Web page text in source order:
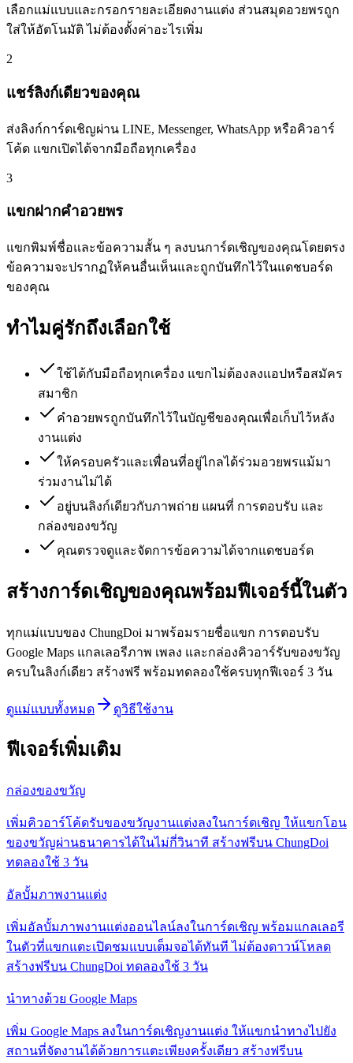
เลือกแม่แบบและกรอกรายละเอียดงานแต่ง ส่วนสมุดอวยพรถูก
ใส่ให้อัตโนมัติ ไม่ต้องตั้งค่าอะไรเพิ่ม
2
แชร์ลิงก์เดียวของคุณ
ส่งลิงก์การ์ดเชิญผ่าน LINE, Messenger, WhatsApp หรือคิวอาร์
โค้ด แขกเปิดได้จากมือถือทุกเครื่อง
3
แขกฝากคำอวยพร
แขกพิมพ์ชื่อและข้อความสั้น ๆ ลงบนการ์ดเชิญของคุณโดยตรง
ข้อความจะปรากฏให้คนอื่นเห็นและถูกบันทึกไว้ในแดชบอร์ด
ของคุณ
ทำไมคู่รักถึงเลือกใช้
ใช้ได้กับมือถือทุกเครื่อง แขกไม่ต้องลงแอปหรือสมัคร
สมาชิก
คำอวยพรถูกบันทึกไว้ในบัญชีของคุณเพื่อเก็บไว้หลัง
งานแต่ง
ให้ครอบครัวและเพื่อนที่อยู่ไกลได้ร่วมอวยพรแม้มา
ร่วมงานไม่ได้
อยู่บนลิงก์เดียวกับภาพถ่าย แผนที่ การตอบรับ และ
กล่องของขวัญ
คุณตรวจดูและจัดการข้อความได้จากแดชบอร์ด
สร้างการ์ดเชิญของคุณพร้อมฟีเจอร์นี้ในตัว
ทุกแม่แบบของ ChungDoi มาพร้อมรายชื่อแขก การตอบรับ
Google Maps แกลเลอรีภาพ เพลง และกล่องคิวอาร์รับของขวัญ
ครบในลิงก์เดียว สร้างฟรี พร้อมทดลองใช้ครบทุกฟีเจอร์ 3 วัน
ดูแม่แบบทั้งหมด ดูวิธีใช้งาน
ฟีเจอร์เพิ่มเติม
กล่องของขวัญ
เพิ่มคิวอาร์โค้ดรับของขวัญงานแต่งลงในการ์ดเชิญ ให้แขกโอน
ของขวัญผ่านธนาคารได้ในไม่กี่วินาที สร้างฟรีบน ChungDoi
ทดลองใช้ 3 วัน
อัลบั้มภาพงานแต่ง
เพิ่มอัลบั้มภาพงานแต่งออนไลน์ลงในการ์ดเชิญ พร้อมแกลเลอรี
ในตัวที่แขกแตะเปิดชมแบบเต็มจอได้ทันที ไม่ต้องดาวน์โหลด
สร้างฟรีบน ChungDoi ทดลองใช้ 3 วัน
นำทางด้วย Google Maps
เพิ่ม Google Maps ลงในการ์ดเชิญงานแต่ง ให้แขกนำทางไปยัง
สถานที่จัดงานได้ด้วยการแตะเพียงครั้งเดียว สร้างฟรีบน